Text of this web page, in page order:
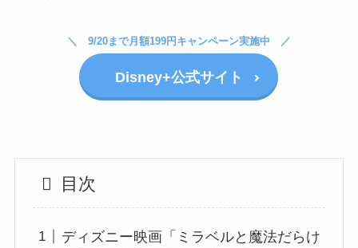
9/20まで月額199円キャンペーン実施中
Disney+公式サイト
目次
ディズニー映画「ミラベルと魔法だらけ